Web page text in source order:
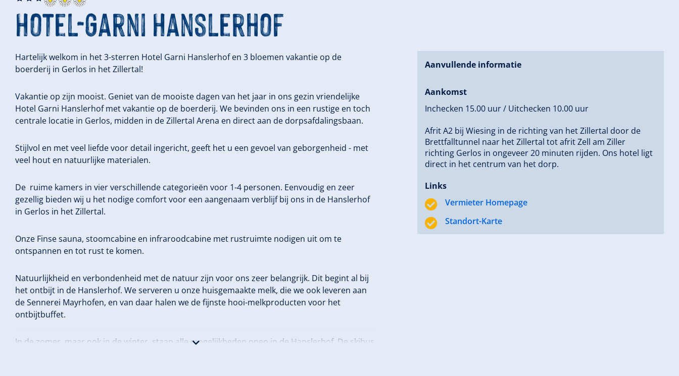
Hotel-Garni Hanslerhof
Hartelijk welkom in het 3-sterren Hotel Garni Hanslerhof en 3 bloemen vakantie op de
boerderij in Gerlos in het Zillertal!
Vakantie op zijn mooist. Geniet van de mooiste dagen van het jaar in ons gezin vriendelijke
Hotel Garni Hanslerhof met vakantie op de boerderij. We bevinden ons in een rustige en toch
centrale locatie in Gerlos, midden in de Zillertal Arena en direct aan de dorpsafdalingsbaan.
Stijlvol en met veel liefde voor detail ingericht, geeft het u een gevoel van geborgenheid - met
veel hout en natuurlijke materialen.
De ruime kamers in vier verschillende categorieën voor 1-4 personen. Eenvoudig en zeer
gezellig bieden wij u het nodige comfort voor een aangenaam verblijf bij ons in de Hanslerhof
in Gerlos in het Zillertal.
Onze Finse sauna, stoomcabine en infraroodcabine met rustruimte nodigen uit om te
ontspannen en tot rust te komen.
Natuurlijkheid en verbondenheid met de natuur zijn voor ons zeer belangrijk. Dit begint al bij
het ontbijt in de Hanslerhof. We serveren u onze huisgemaakte melk, die we ook leveren aan
de Sennerei Mayrhofen, en van daar halen we de fijnste hooi-melkproducten voor het
ontbijtbuffet.
In de zomer, maar ook in de winter, staan alle mogelijkheden open in de Hanslerhof. De skibus
Aanvullende informatie
Aankomst
Inchecken 15.00 uur / Uitchecken 10.00 uur
Afrit A2 bij Wiesing in de richting van het Zillertal door de
Brettfalltunnel naar het Zillertal tot afrit Zell am Ziller
richting Gerlos in ongeveer 20 minuten rijden. Ons hotel ligt
direct in het centrum van het dorp.
Links
Vermieter Homepage
Standort-Karte